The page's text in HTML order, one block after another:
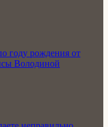
году рождения от
Володиной